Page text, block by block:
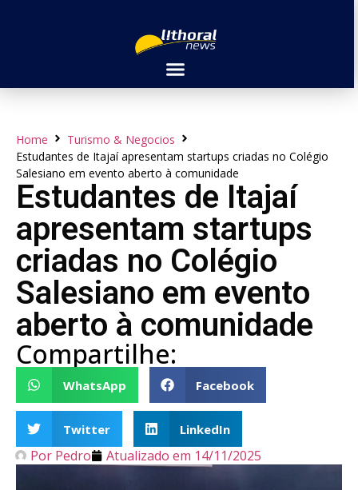
Home
Turismo & Negocios
Estudantes de Itajaí apresentam startups criadas no Colégio
Salesiano em evento aberto à comunidade
Estudantes de Itajaí
apresentam startups
criadas no Colégio
Salesiano em evento
aberto à comunidade
Compartilhe:
WhatsApp Facebook
Twitter LinkedIn
Por Pedro Atualizado em 14/11/2025